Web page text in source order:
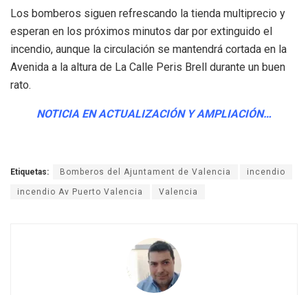
Los bomberos siguen refrescando la tienda multiprecio y
esperan en los próximos minutos dar por extinguido el
incendio, aunque la circulación se mantendrá cortada en la
Avenida a la altura de La Calle Peris Brell durante un buen
rato.
NOTICIA EN ACTUALIZACIÓN Y AMPLIACIÓN…
Etiquetas: Bomberos del Ajuntament de Valencia incendio
incendio Av Puerto Valencia Valencia